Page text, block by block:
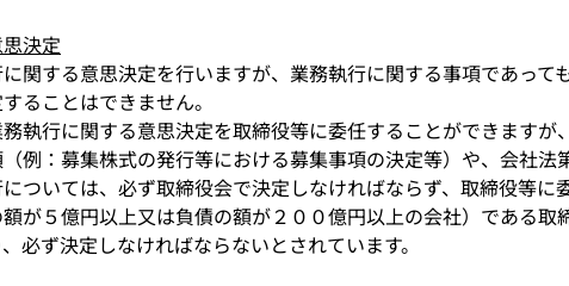
決定
関する意思決定を行いますが、業務執行に関する事項であっ
ることはできません。
執行に関する意思決定を取締役等に委任することができます
例：募集株式の発行等における募集事項の決定等）や、会社
ついては、必ず取締役会で決定しなければならず、取締役等に
が５億円以上又は負債の額が２００億円以上の会社）である
必ず決定しなければならないとされています。